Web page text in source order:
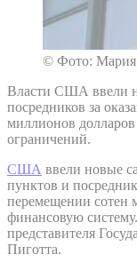
© Фото: Мария
Власти США ввели
посредников за
миллионов
ограничений.
США ввели новые
пунктов и
перемещении сотен
финансовую
представителя
Пиготта.